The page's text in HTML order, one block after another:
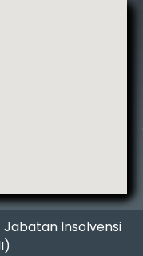
Insolvensi